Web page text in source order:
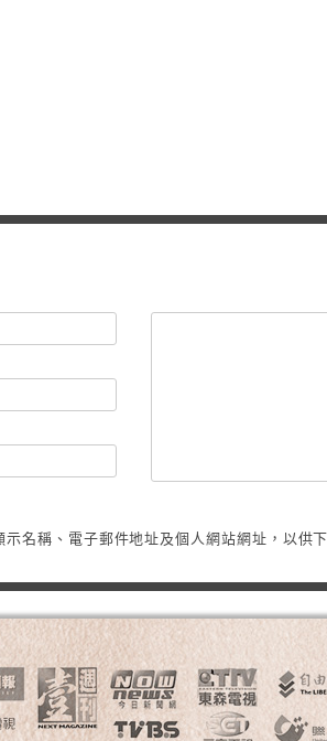
示名稱、電子郵件地址及個人網站網址，以供